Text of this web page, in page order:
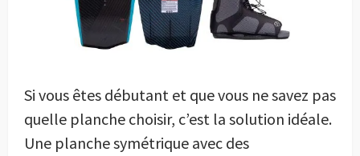
Si vous êtes débutant et que vous ne savez pas
quelle planche choisir, c’est la solution idéale.
Une planche symétrique avec des